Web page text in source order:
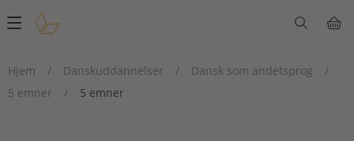
Main
Hjem
/ Danskuddannelser / Dansk som andetsprog
/
5 emner
/ 5 emner